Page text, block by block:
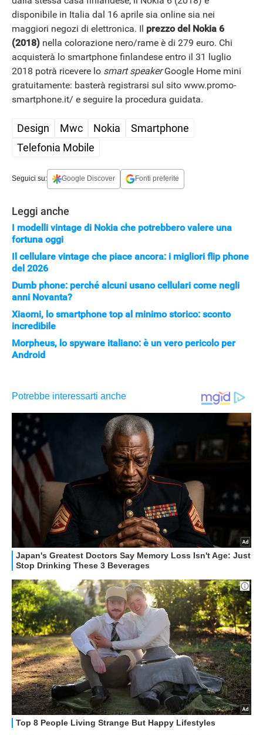
disponibile in Italia dal 16 aprile sia online sia nei
maggiori negozi di elettronica. Il prezzo del Nokia 6
(2018) nella colorazione nero/rame è di 279 euro. Chi
acquisterà lo smartphone finlandese entro il 31 luglio
2018 potrà ricevere lo smart speakerGoogle Home mini
gratuitamente: basterà registrarsi sul sito www.promo-
smartphone.it/ e seguire la procedura guidata.
Design Mwc Nokia
Smartphone
Telefonia Mobile
Seguici su: Google Discover Fonti preferite
Leggi anche
I modelli vintage di Nokia che potrebbero valere una
fortuna oggi
Il cellulare vintage che piace ancora: i migliori flip phone
del 2026
Dumb phone: perché alcuni usano cellulari come negli
anni Novanta?
Xiaomi, lo smartphone top al minimo storico: sconto
incredibile
Morpheus, lo spyware italiano: è un vero pericolo per
Android